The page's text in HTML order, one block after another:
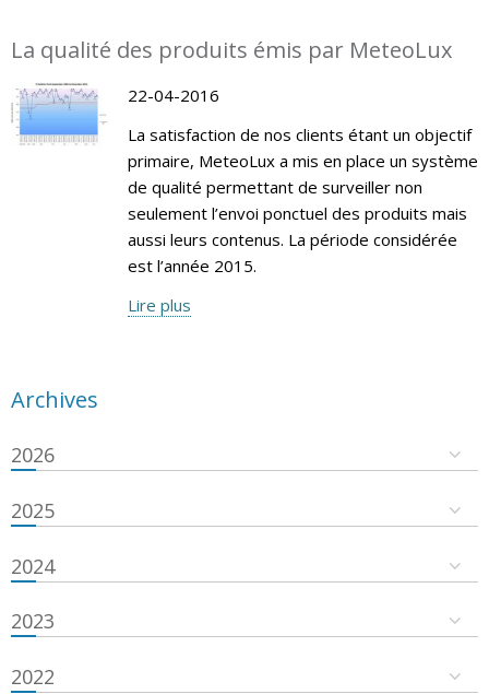
La qualité des produits émis par MeteoLux
22-04-2016
La satisfaction de nos clients étant un objectif
primaire, MeteoLux a mis en place un système
de qualité permettant de surveiller non
seulement l’envoi ponctuel des produits mais
aussi leurs contenus. La période considérée
est l’année 2015.
Lire plus
Archives
2026
2025
2024
2023
2022